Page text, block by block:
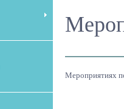
Мероприятиях